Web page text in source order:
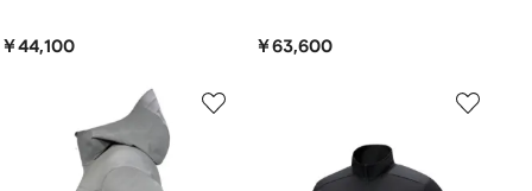
￥44,100 ￥63,600